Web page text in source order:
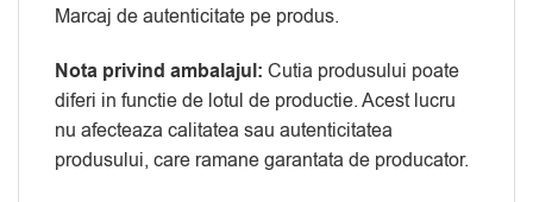
Marcaj de autenticitate pe produs.
Nota privind ambalajul: Cutia produsului poate
diferi in functie de lotul de productie. Acest lucru
nu afecteaza calitatea sau autenticitatea
produsului, care ramane garantata de producator.